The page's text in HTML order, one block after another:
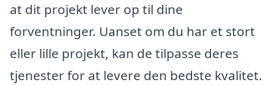
at dit projekt lever op til dine
forventninger. Uanset om du har et stort
eller lille projekt, kan de tilpasse deres
tjenester for at levere den bedste kvalitet.